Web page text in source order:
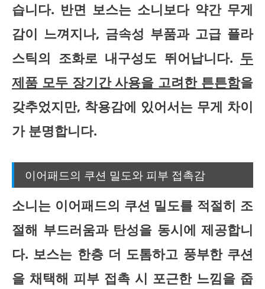
습니다. 반면 보스는 소니보다 약간 무게
감이 느껴지나, 금속성 부품과 고급 플라
스틱의 조화로 내구성도 뛰어납니다. 두
제품 모두 장기간 사용을 고려한 튼튼함을
갖추었지만, 착용감에 있어서는 무게 차이
가 분명합니다.
이어패드의 쿠션 밀도와 피부 접촉감
소니는 이어패드의 쿠션 밀도를 적절히 조
절해 부드러움과 탄성을 동시에 제공합니
다. 보스는 한층 더 도톰하고 풍부한 쿠션
을 채택해 피부 접촉 시 포근한 느낌을 줍